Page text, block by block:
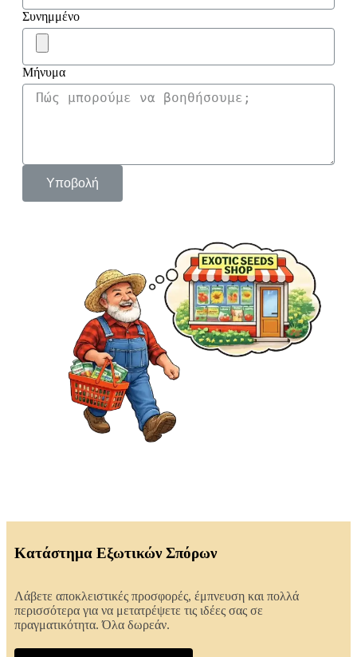
Συνημμένο
Μήνυμα
Υποβολή
Κατάστημα Εξωτικών Σπόρων
Λάβετε αποκλειστικές προσφορές, έμπνευση και πολλά
περισσότερα για να μετατρέψετε τις ιδέες σας σε
πραγματικότητα. Όλα δωρεάν.